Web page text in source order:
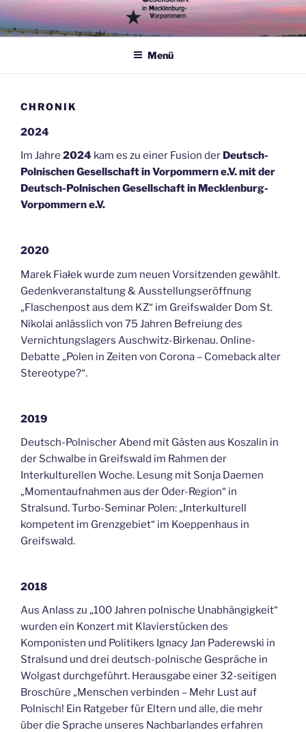
Zum
Inhalt
springen
Menü
CHRONIK
2024
Im Jahre 2024 kam es zu einer Fusion der Deutsch-
Polnischen Gesellschaft in Vorpommern e.V. mit der
Deutsch-Polnischen Gesellschaft in Mecklenburg-
Vorpommern e.V.
2020
Marek Fiałek wurde zum neuen Vorsitzenden gewählt.
Gedenkveranstaltung & Ausstellungseröffnung
„Flaschenpost aus dem KZ“ im Greifswalder Dom St.
Nikolai anlässlich von 75 Jahren Befreiung des
Vernichtungslagers Auschwitz-Birkenau. Online-
Debatte „Polen in Zeiten von Corona – Comeback alter
Stereotype?“.
2019
Deutsch-Polnischer Abend mit Gästen aus Koszalin in
der Schwalbe in Greifswald im Rahmen der
Interkulturellen Woche. Lesung mit Sonja Daemen
„Momentaufnahmen aus der Oder-Region“ in
Stralsund. Turbo-Seminar Polen: „Interkulturell
kompetent im Grenzgebiet“ im Koeppenhaus in
Greifswald.
2018
Aus Anlass zu „100 Jahren polnische Unabhängigkeit“
wurden ein Konzert mit Klavierstücken des
Komponisten und Politikers Ignacy Jan Paderewski in
Stralsund und drei deutsch-polnische Gespräche in
Wolgast durchgeführt. Herausgabe einer 32-seitigen
Broschüre „Menschen verbinden – Mehr Lust auf
Polnisch! Ein Ratgeber für Eltern und alle, die mehr
über die Sprache unseres Nachbarlandes erfahren